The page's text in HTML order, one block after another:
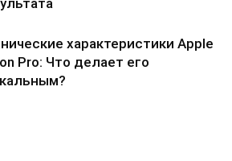
характеристики Apple
Pro: Что делает его